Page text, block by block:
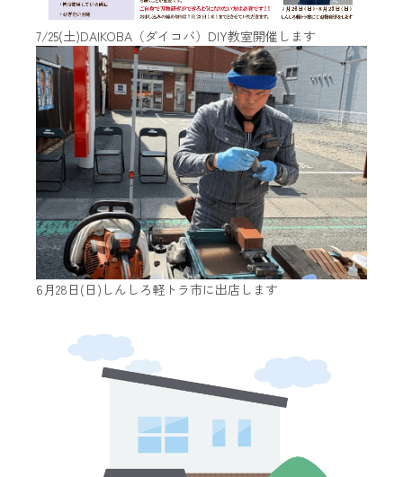
7/25(土)DAIKOBA（ダイコバ）DIY教室開催します
6月28日(日)しんしろ軽トラ市に出店します